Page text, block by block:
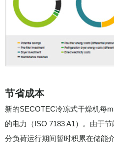
节省成本
新的SECOTEC冷冻式干燥机每
的电力（ISO 7183 A1）。由于
分负荷运行期间暂时积累在储能